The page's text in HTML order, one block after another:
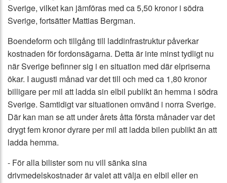
Sverige, vilket kan jämföras med ca 5,50 kronor i södra
Sverige, fortsätter Mattias Bergman.
Boendeform och tillgång till laddinfrastruktur påverkar
kostnaden för fordonsägarna. Detta är inte minst tydligt nu
när Sverige befinner sig i en situation med där elpriserna
ökar. I augusti månad var det till och med ca 1,80 kronor
billigare per mil att ladda sin elbil publikt än hemma i södra
Sverige. Samtidigt var situationen omvänd i norra Sverige.
Där kan man se att under årets åtta första månader var det
drygt fem kronor dyrare per mil att ladda bilen publikt än att
ladda hemma.
- För alla bilister som nu vill sänka sina
drivmedelskostnader är valet att välja en elbil eller en